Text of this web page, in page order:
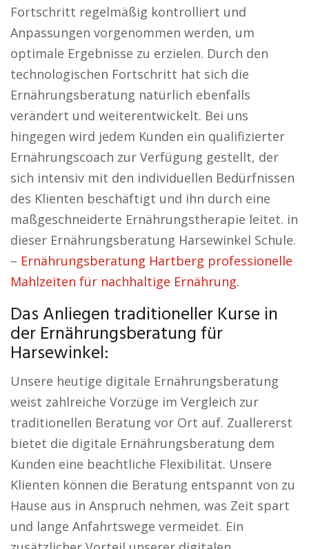
Fortschritt regelmäßig kontrolliert und
Anpassungen vorgenommen werden, um
optimale Ergebnisse zu erzielen. Durch den
technologischen Fortschritt hat sich die
Ernährungsberatung natürlich ebenfalls
verändert und weiterentwickelt. Bei uns
hingegen wird jedem Kunden ein qualifizierter
Ernährungscoach zur Verfügung gestellt, der
sich intensiv mit den individuellen Bedürfnissen
des Klienten beschäftigt und ihn durch eine
maßgeschneiderte Ernährungstherapie leitet. in
dieser Ernährungsberatung Harsewinkel Schule.
– Ernährungsberatung Hartberg professionelle
Mahlzeiten für nachhaltige Ernährung.
Das Anliegen traditioneller Kurse in
der Ernährungsberatung für
Harsewinkel:
Unsere heutige digitale Ernährungsberatung
weist zahlreiche Vorzüge im Vergleich zur
traditionellen Beratung vor Ort auf. Zuallererst
bietet die digitale Ernährungsberatung dem
Kunden eine beachtliche Flexibilität. Unsere
Klienten können die Beratung entspannt von zu
Hause aus in Anspruch nehmen, was Zeit spart
und lange Anfahrtswege vermeidet. Ein